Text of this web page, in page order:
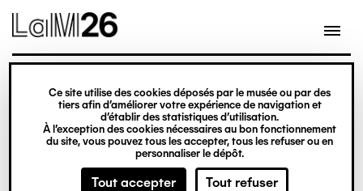
Gestion des cookies
Ce site utilise des cookies déposés par le musée ou par des
tiers afin d’améliorer votre expérience de navigation et
d’établir des statistiques d’utilisation.
À l’exception des cookies nécessaires au bon fonctionnement
du site, vous pouvez tous les accepter, tous les refuser ou en
personnaliser le dépôt.
Tout accepter Tout refuser
contenu